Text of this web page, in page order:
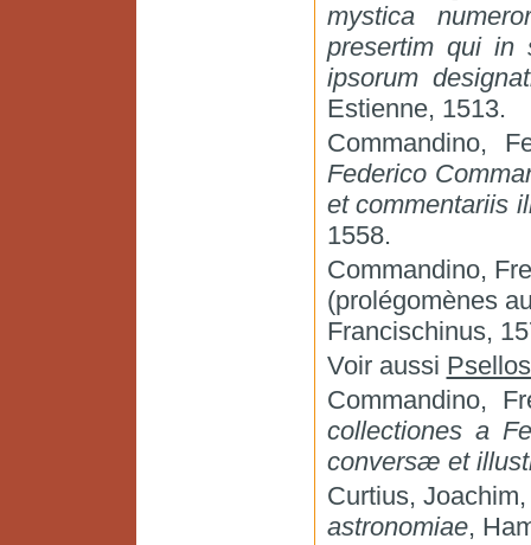
mystica
presertim qui in
ipsorum
Estienne, 1513.
Commandino,
Federico
et commentariis
1558.
Commandino,
(prolégomènes
Francischinus,
Voir aussi
Commandino,
collectiones a
conversæ et
Curtius,
astronomiae,